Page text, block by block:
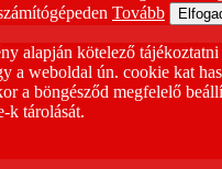
Tovább
alapján kötelező
a weboldal ún. cookie kat
a böngésződ megfelelő
k tárolását.